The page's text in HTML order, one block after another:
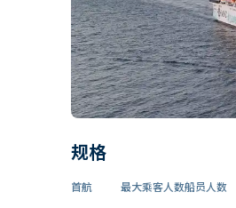
规格
首航 最大乘客人数船员人数